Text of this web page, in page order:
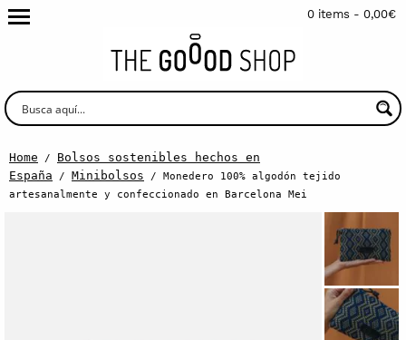
0 items - 0,00€
Home / Bolsos sostenibles hechos en
España / Minibolsos / Monedero 100% algodón tejido
artesanalmente y confeccionado en Barcelona Mei